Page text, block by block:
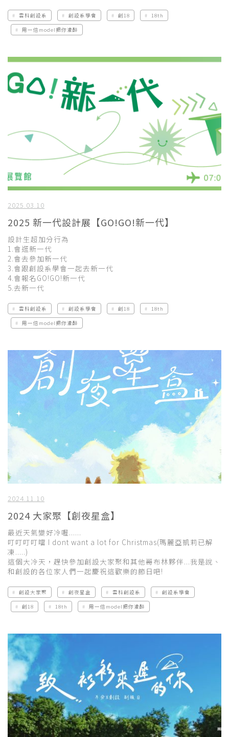
雲科創設系 創設系學會 創18
18th
用一倍model把你灌醉
2025.03.10
2025 新一代設計展【GO!GO!新一代】
設計生超加分行為
1.會逛新一代
2.會去參加新一代
3.會跟創設系學會一起去新一代
4.會報名GO!GO!新一代
5.去新一代
雲科創設系 創設系學會 創18
18th
用一倍model把你灌醉
2024.11.10
2024 大家聚【創夜星盒】
最近天氣變好冷喔......
叮叮叮叮噹 I dont want a lot for Christmas(瑪麗亞凱莉已解
凍.....)
這個大冷天，趕快參加創設大家聚和其他哥布林夥伴...我是說、
和創設的各位家人們一起慶祝這歡樂的節日吧!
創設大家聚 創夜星盒 雲科創設系
創設系學會
創18
18th 用一倍model把你灌醉